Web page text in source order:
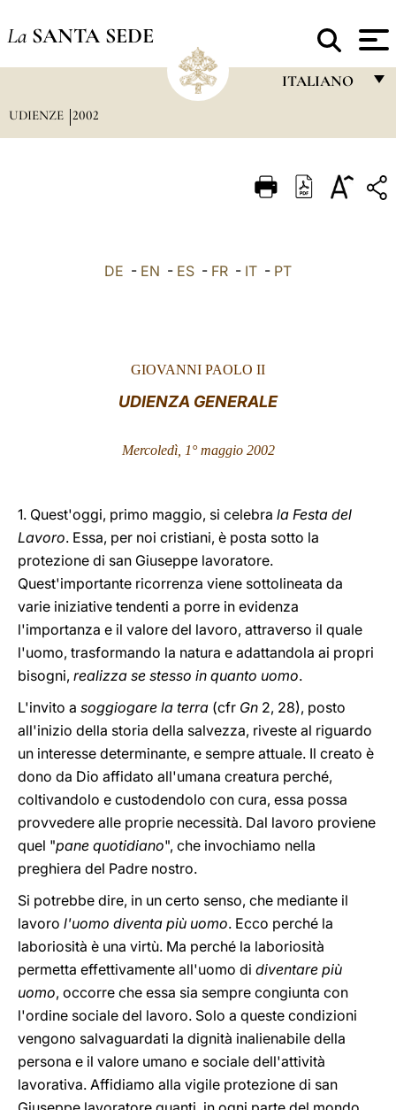
La SANTA SEDE
ITALIANO
ITALIANO
UDIENZE 2002
DE - EN - ES - FR - IT - PT
GIOVANNI PAOLO II
UDIENZA GENERALE
Mercoledì, 1° maggio 2002
1. Quest'oggi, primo maggio, si celebra la Festa del
Lavoro. Essa, per noi cristiani, è posta sotto la
protezione di san Giuseppe lavoratore.
Quest'importante ricorrenza viene sottolineata da
varie iniziative tendenti a porre in evidenza
l'importanza e il valore del lavoro, attraverso il quale
l'uomo, trasformando la natura e adattandola ai propri
bisogni, realizza se stesso in quanto uomo.
L'invito a soggiogare la terra (cfr Gn 2, 28), posto
all'inizio della storia della salvezza, riveste al riguardo
un interesse determinante, e sempre attuale. Il creato è
dono da Dio affidato all'umana creatura perché,
coltivandolo e custodendolo con cura, essa possa
provvedere alle proprie necessità. Dal lavoro proviene
quel "pane quotidiano", che invochiamo nella
preghiera del Padre nostro.
Si potrebbe dire, in un certo senso, che mediante il
lavoro l'uomo diventa più uomo. Ecco perché la
laboriosità è una virtù. Ma perché la laboriosità
permetta effettivamente all'uomo di diventare più
uomo, occorre che essa sia sempre congiunta con
l'ordine sociale del lavoro. Solo a queste condizioni
vengono salvaguardati la dignità inalienabile della
persona e il valore umano e sociale dell'attività
lavorativa. Affidiamo alla vigile protezione di san